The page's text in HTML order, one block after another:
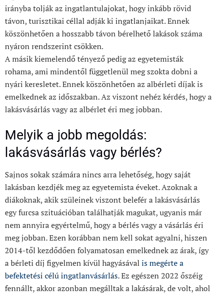
irányba tolják az ingatlantulajokat, hogy inkább rövid
távon, turisztikai céllal adják ki ingatlanjaikat. Ennek
köszönhetően a hosszabb távon bérelhető lakások száma
nyáron rendszerint csökken.
A másik kiemelendő tényező pedig az egyetemisták
rohama, ami mindentől függetlenül meg szokta dobni a
nyári keresletet. Ennek köszönhetően az albérleti díjak is
emelkednek az időszakban. Az viszont nehéz kérdés, hogy a
lakásvásárlás vagy az albérlet éri meg jobban.
Melyik a jobb megoldás:
lakásvásárlás vagy bérlés?
Sajnos sokak számára nincs arra lehetőség, hogy saját
lakásban kezdjék meg az egyetemista éveket. Azoknak a
diákoknak, akik szüleinek viszont belefér a lakásvásárlás
egy furcsa szituációban találhatják magukat, ugyanis már
nem annyira egyértelmű, hogy a bérlés vagy a vásárlás éri
meg jobban. Ezen korábban nem kell sokat agyalni, hiszen
2014-től kezdődően folyamatosan emelkednek az árak, így
a bérleti díj figyelmen kívül hagyásával is megérte a
befektetési célú ingatlanvásárlás. Ez egészen 2022 őszéig
fennállt, akkor azonban megálltak a lakásárak, de volt, ahol